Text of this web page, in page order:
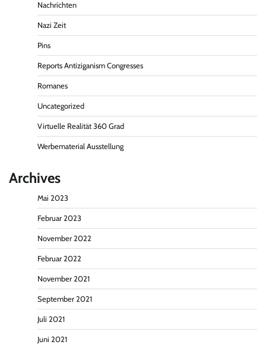
Nachrichten
Nazi Zeit
Pins
Reports Antiziganism Congresses
Romanes
Uncategorized
Virtuelle Realität 360 Grad
Werbematerial Ausstellung
Archives
Mai 2023
Februar 2023
November 2022
Februar 2022
November 2021
September 2021
Juli 2021
Juni 2021